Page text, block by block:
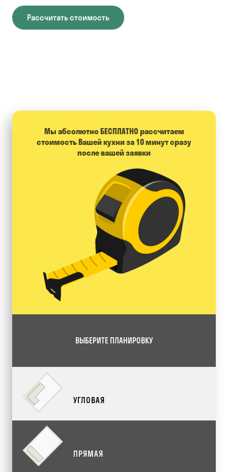
Рассчитать стоимость
Мы абсолютно БЕСПЛАТНО расcчитаем
стоимость Вашей кухни за 10 минут сразу
после вашей заявки
ВЫБЕРИТЕ ПЛАНИРОВКУ
УГЛОВАЯ
ПРЯМАЯ